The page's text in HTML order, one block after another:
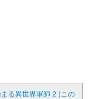
る異世界軍師 2 (この